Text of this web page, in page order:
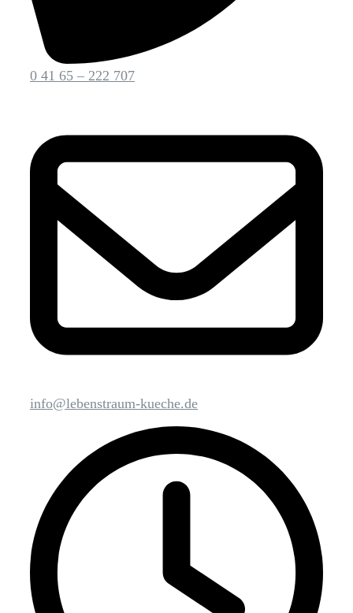
0 41 65 – 222 707
info@lebenstraum-kueche.de